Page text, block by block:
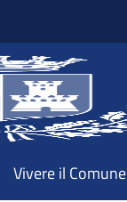
Vivere il Comune